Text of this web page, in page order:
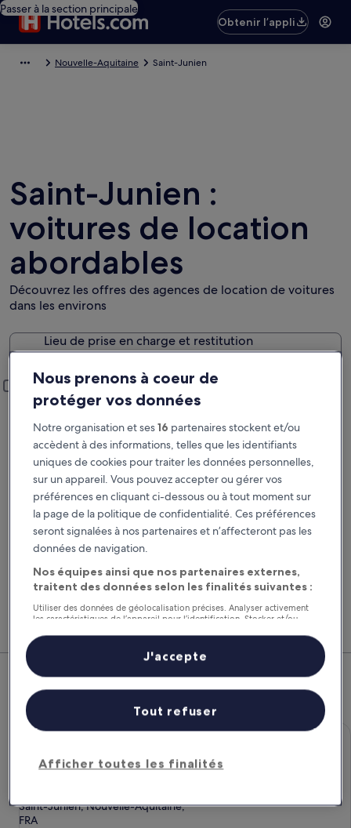
Passer à la section principale
Obtenir l’appli
Nouvelle-Aquitaine Saint-Junien
Saint-Junien :
voitures de location
abordables
Découvrez les offres des agences de location de voitures
dans les environs
Lieu de prise en charge et restitution
Saint-Junien
Lieu de prise en charge et restitution
Ajouter un lieu de restitution différent
Prise en charge
24 août
25 août
Prise en charge
Restitution
J’ai un code de réduction
Rechercher
hôtel et location de voiture pour économiser au
Saint-Junien : nos meilleures
offres de voitures
Économique
Saint-Junien, Nouvelle-Aquitaine,
FRA
Économique Chevrolet Spark
Nous prenons à coeur de
protéger vos données
Notre organisation et ses16 partenaires stockent et/ou
accèdent à des informations, telles que les identifiants
uniques de cookies pour traiter les données personnelles,
sur un appareil. Vous pouvez accepter ou gérer vos
préférences en cliquant ci-dessous ou à tout moment sur
la page de la politique de confidentialité. Ces préférences
seront signalées à nos partenaires et n’affecteront pas les
données de navigation.
Nos équipes ainsi que nos partenaires externes,
traitent des données selon les finalités suivantes :
Utiliser des données de géolocalisation précises. Analyser activement
les caractéristiques de l’appareil pour l’identification. Stocker et/ou
personnalisés, mesure de performance des publicités et du contenu,
études d’audience et développement de services.
Liste de nos partenaires (fournisseurs)
Afficher toutes les finalités
Tout refuser
J'accepte